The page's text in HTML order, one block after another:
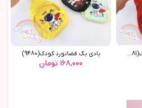
بادي بگ اسپايدرمن کودک(9481) بادي بگ فضانورد کودک(9480)
۱۶۸,۰۰۰ تومان